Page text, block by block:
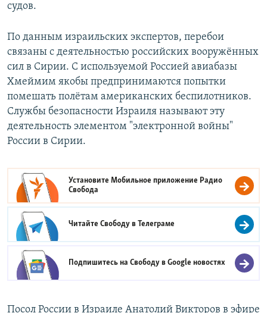
судов.
По данным израильских экспертов, перебои
связаны с деятельностью российских вооружённых
сил в Сирии. С используемой Россией авиабазы
Хмеймим якобы предпринимаются попытки
помешать полётам американских беспилотников.
Службы безопасности Израиля называют эту
деятельность элементом "электронной войны"
России в Сирии.
Установите Мобильное приложение Радио
Свобода
Читайте Свободу вТелеграме
Подпишитесь на Свободу вGoogle новостях
Посол России в Израиле Анатолий Викторов в эфире